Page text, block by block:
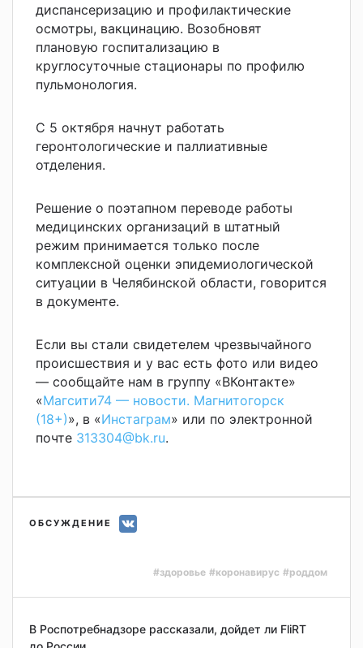
диспансеризацию и профилактические
осмотры, вакцинацию. Возобновят
плановую госпитализацию в
круглосуточные стационары по профилю
пульмонология.
С 5 октября начнут работать
геронтологические и паллиативные
отделения.
Решение о поэтапном переводе работы
медицинских организаций в штатный
режим принимается только после
комплексной оценки эпидемиологической
ситуации в Челябинской области, говорится
в документе.
Если вы стали свидетелем чрезвычайного
происшествия и у вас есть фото или видео
— сообщайте нам в группу «ВКонтакте»
«Магсити74 — новости. Магнитогорск
(18+)», в «Инстаграм» или по электронной
почте 313304@bk.ru.
ОБСУЖДЕНИЕ
#здоровье #коронавирус #роддом
В Роспотребнадзоре рассказали, дойдет ли FliRT